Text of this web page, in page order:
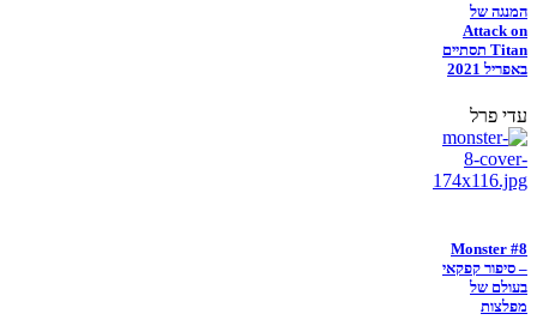
המנגה של
Attack on
Titan תסתיים
באפריל 2021
עדי פרל
Monster #8
– סיפור קפקאי
בעולם של
מפלצות